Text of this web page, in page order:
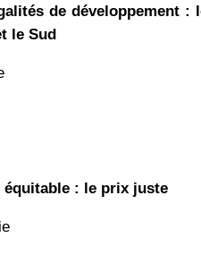
de développement :
le Sud
: le prix juste